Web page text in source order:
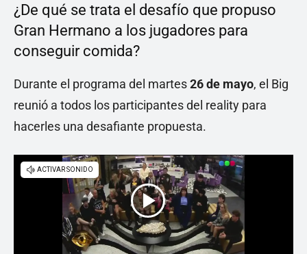
¿De qué se trata el desafío que propuso
Gran Hermano a los jugadores para
conseguir comida?
Durante el programa del martes26 de mayo, el Big
reunió a todos los participantes del reality para
hacerles una desafiante propuesta.